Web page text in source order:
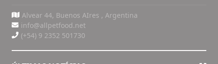
Alvear 44, Buenos AIres , Argentina
info@allpetfood.net
(+54) 9 2352 501730